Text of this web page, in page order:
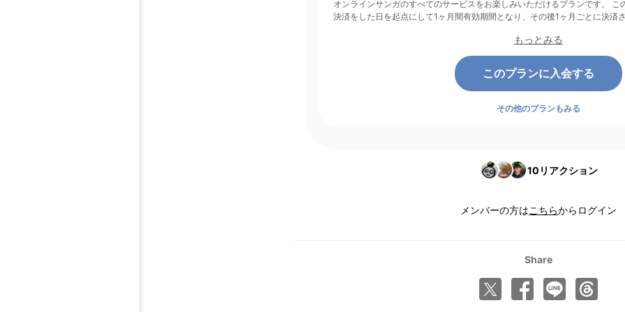
オンラインサンガのすべてのサービスをお楽しみいただけるプランです。 このプランは、クレジットカード
決済をした日を起点にして1ヶ月間有効期間となり、その後1ヶ月ごとに決済さ
もっとみる
このプランに入会する
その他のプランもみる
10 リアクション
メンバーの方はこちらからログイン
Share